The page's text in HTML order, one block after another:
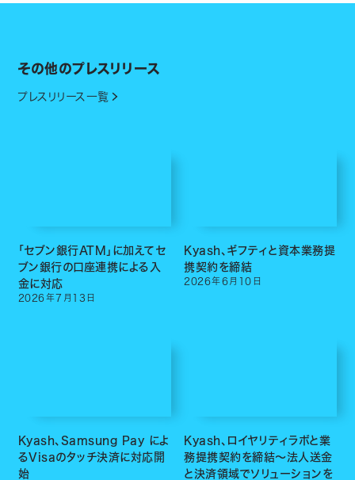
その他のプレスリリース
プレスリリース一覧
「セブン銀行ATM」に加えてセ
ブン銀行の口座連携による入
金に対応
2026年 7 月 13 日
Kyash、ギフティと資本業務提
携契約を締結
2026年6月 10 日
Kyash、Samsung Pay によ
るVisaのタッチ決済に対応開
始
Kyash、ロイヤリティラボと業
務提携契約を締結〜法人送金
と決済領域でソリューションを